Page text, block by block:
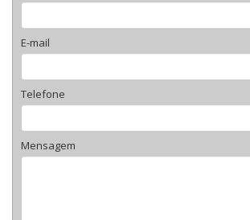
E-mail
Telefone
Mensagem